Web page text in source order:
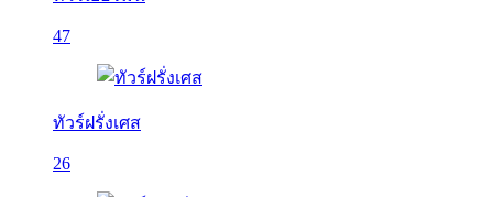
47
ทัวร์ฝรั่งเศส
26